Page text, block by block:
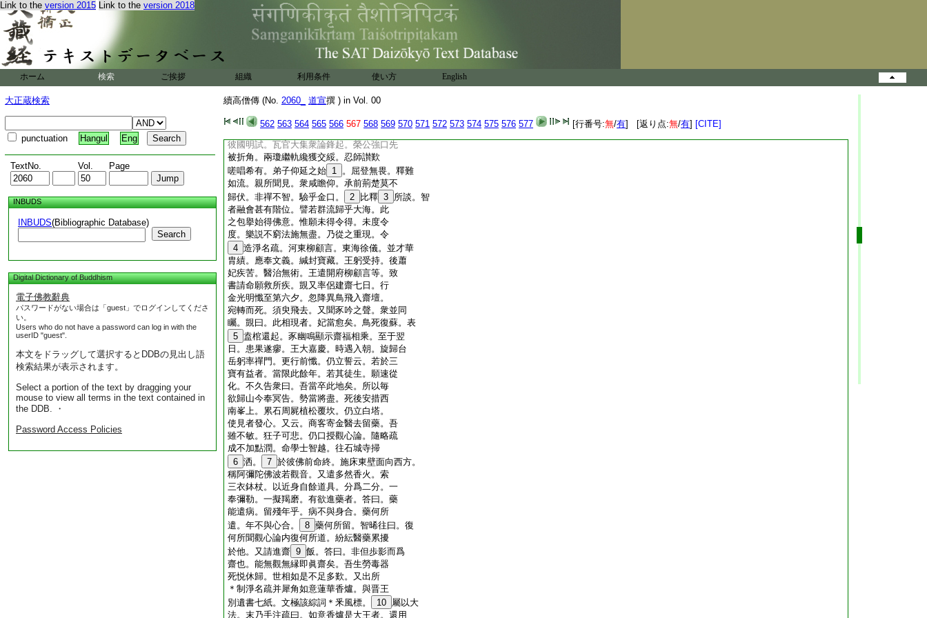
Link to the version 2015 Link to the version 2018
ホーム 検索 ご挨拶 組織 利用条件 使い方 English
大正蔵検索
punctuation Hangul Eng
TextNo. Vol. Page
INBUDS
INBUDS(Bibliographic Database)
Search
Digital Dictionary of Buddhism
電子佛教辭典
パスワードがない場合は「guest」でログインしてくださ
い。
Users who do not have a password can log in with the
userID "guest".
本文をドラッグして選択するとDDBの見出し語
検索結果が表示されます。
Select a portion of the text by dragging your
mouse to view all terms in the text contained in
the DDB. ・
Password Access Policies
續高僧傳 (No. 2060_ 道宣撰 ) in Vol. 00
562 563 564 565 566 567 568 569 570 571 572 573 574 575 576 577 [行番号:無/有] [返り点:無/有] [CITE]
根淺可發萌不。菩薩應機可逗時不。書云。
民生在三。事之如一。況覃釋典而不從
師。今之慊言備瀝素
。成就事重請棄飾
詞。覬答書云。謬承人
38
乏擬迹師資。顧此
今命彌匪克當。徒
欲沈吟必乖深寄。王重請云。學貴承師事
推物論。歴求法界厝心有在。仰
善根非一生得初乃由學俄逢聖境。南岳
記 43
莂説法第一。無以仰過。照禪師來具述
彼國明試。瓦官大集衆論鋒起。榮公強口先
被折角。兩瓊繼軌纔獲交綏。忍師讃歎
嗟唱希有。弟子仰延之始 1 。屈登無畏。釋難
如流。親所聞見。衆咸瞻仰。承前荊楚莫不
歸伏。非禪不智。驗乎金口。
2 比釋 3 所談。智
者融會甚有階位。譬若群流歸乎大海。此
之包擧始得佛意。惟願未得令得。未度令
度。樂説不窮法施無盡。乃從之重現。令
4 造淨名疏。河東柳顧言。東海徐儀。並才華
胄績。應奉文義。緘封寶藏。王躬受持。後蕭
妃疾苦。醫治無術。王遣開府柳顧言等。致
書請命願救所疾。覬又率侶建齋七日。行
金光明懺至第六夕。忽降異鳥飛入齋壇。
宛轉而死。須臾飛去。又聞豕吟之聲。衆並同
矚。覬曰。此相現者。妃當愈矣。鳥死復蘇。表
5 盍棺還起。豕幽鳴顯示齋福相乘。至于翌
日。患果遂瘳。王大嘉慶。時遇入朝。旋歸台
岳躬率禪門。更行前懺。仍立誓云。若於三
寶有益者。當限此餘年。若其徒生。願速從
化。不久告衆曰。吾當卒此地矣。所以毎
欲歸山今奉冥告。勢當將盡。死後安措西
南峯上。累石周屍植松覆坎。仍立白塔。
使見者發心。又云。商客寄金醫去留藥。吾
雖不敏。狂子可悲。仍口授觀心論。隨略疏
成不加點潤。命學士智越。往石城寺掃
6 洒。 7 於彼佛前命終。施床東壁面向西方。
稱阿彌陀佛波若觀音。又遣多然香火。索
三衣鉢杖。以近身自餘道具。分爲二分。一
奉彌勒。一擬羯磨。有欲進藥者。答曰。藥
能遣病。留殘年乎。病不與身合。藥何所
遣。年不與心合。
8 藥何所留。智晞往曰。復
何所聞觀心論内復何所道。紛紜醫藥累擾
於他。又請進齋 9 飯。答曰。非但歩影而爲
齋也。能無觀無縁即眞齋矣。吾生勞毒器
死悦休歸。世相如是不足多歎。又出所
＊制淨名疏并犀角如意蓮華香爐。與晋王
別遺書七紙。文極該綜詞＊釆風標。
10 屬以大
法。末乃手注疏曰。如意香爐是大王者。還用